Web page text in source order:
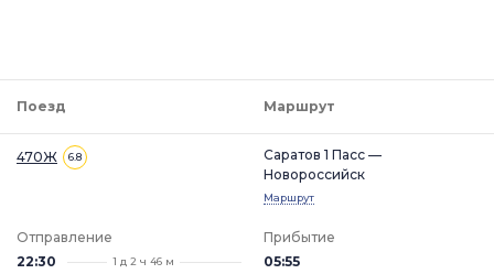
Поезд Маршрут
470Ж 6.8
Саратов 1 Пасс —
Новороссийск
Маршрут
Отправление
22:30
1 д 2 ч 46 м
Прибытие
05:55